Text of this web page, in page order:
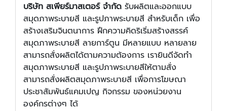
บริษัท สเพียร์มาสเตอร์ จำกัด รับผลิตและออกแบบ
สมุดภาพระบายสี และรูปภาพระบายสี สำหรับเด็ก เพื่อ
สร้างเสริมจินตนาการ ฝึกความคิดริเริ่มสร้างสรรค์
สมุดภาพระบายสี ลายการ์ตูน มีหลายแบบ หลายลาย
สามารถสั่งผลิตได้ตามความต้องการ เรายินดีจัดทำ
สมุดภาพระบายสี และรูปภาพระบายสีให้ตามสั่ง
สามารถสั่งผลิตสมุดภาพระบายสี เพื่อการโฆษณา
ประชาสัมพันธ์แคมเปญ กิจกรรม ของหน่วยงาน
องค์กรต่างๆ ได้